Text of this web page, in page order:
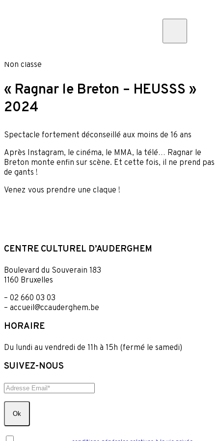
Non classé
« Ragnar le Breton – HEUSSS »
2024
Spectacle fortement déconseillé aux moins de 16 ans
Après Instagram, le cinéma, le MMA, la télé… Ragnar le
Breton monte enfin sur scène. Et cette fois, il ne prend pas
de gants !
Venez vous prendre une claque !
CENTRE CULTUREL D’AUDERGHEM
Boulevard du Souverain 183
1160 Bruxelles
– 02 660 03 03
– accueil@ccauderghem.be
HORAIRE
Du lundi au vendredi de 11h à 15h (fermé le samedi)
SUIVEZ-NOUS